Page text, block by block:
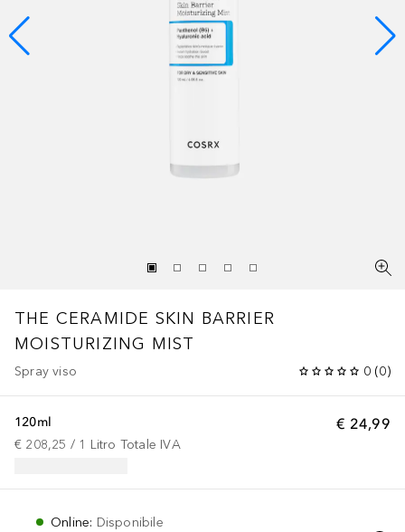
THE CERAMIDE SKIN BARRIER
MOISTURIZING MIST
Spray viso 0 (0)
€ 24,99
120ml
€ 208,25 / 1 Litro Totale IVA
Online: Disponibile